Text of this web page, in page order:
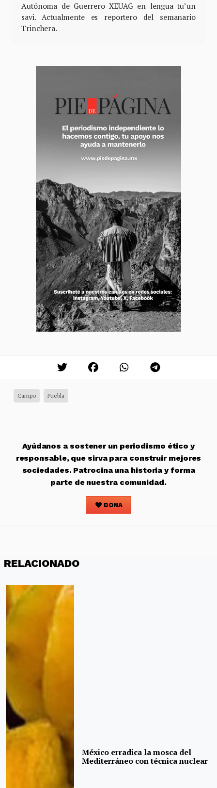
Autónoma de Guerrero XEUAG en lengua tu’un
savi. Actualmente es reportero del semanario
Trinchera.
Campo Puebla
Ayúdanos a sostener un periodismo ético y
responsable, que sirva para construir mejores
sociedades. Patrocina una historia y forma
parte de nuestra comunidad.
DONA
RELACIONADO
México erradica la mosca del
Mediterráneo con técnica nuclear